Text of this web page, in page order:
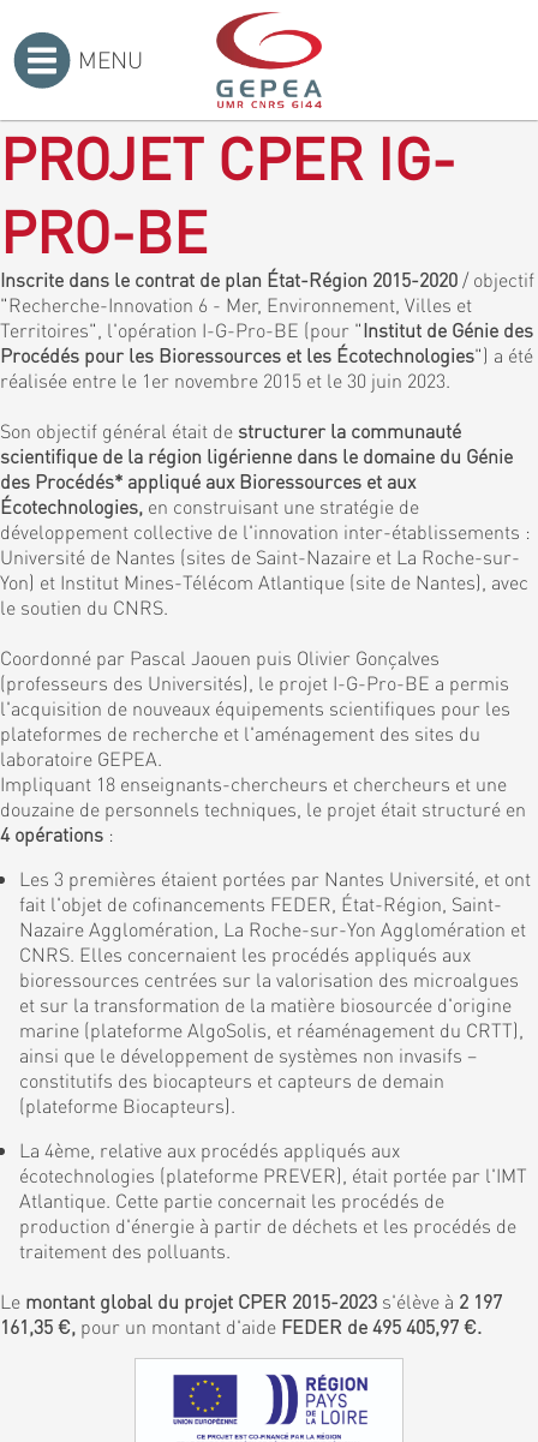
MENU
PROJET CPER IG-
PRO-BE
Inscrite dans le contrat de plan État-Région 2015-2020 / objectif
"Recherche-Innovation 6 - Mer, Environnement, Villes et
Territoires", l'opération I-G-Pro-BE (pour "Institut de Génie des
Procédés pour les Bioressources et les Écotechnologies") a été
réalisée entre le 1er novembre 2015 et le 30 juin 2023.
Son objectif général était de structurer la communauté
scientifique de la région ligérienne dans le domaine du Génie
des Procédés* appliqué aux Bioressources et aux
Écotechnologies, en construisant une stratégie de
développement collective de l'innovation inter-établissements :
Université de Nantes (sites de Saint-Nazaire et La Roche-sur-
Yon) et Institut Mines-Télécom Atlantique (site de Nantes), avec
le soutien du CNRS.
Coordonné par Pascal Jaouen puis Olivier Gonçalves
(professeurs des Universités), le projet I-G-Pro-BE a permis
l'acquisition de nouveaux équipements scientifiques pour les
plateformes de recherche et l'aménagement des sites du
laboratoire GEPEA.
Impliquant 18 enseignants-chercheurs et chercheurs et une
douzaine de personnels techniques, le projet était structuré en
4 opérations :
Les 3 premières étaient portées par Nantes Université, et ont
fait l'objet de cofinancements FEDER, État-Région, Saint-
Nazaire Agglomération, La Roche-sur-Yon Agglomération et
CNRS. Elles concernaient les procédés appliqués aux
bioressources centrées sur la valorisation des microalgues
et sur la transformation de la matière biosourcée d'origine
marine (plateforme AlgoSolis, et réaménagement du CRTT),
ainsi que le développement de systèmes non invasifs –
constitutifs des biocapteurs et capteurs de demain
(plateforme Biocapteurs).
La 4ème, relative aux procédés appliqués aux
écotechnologies (plateforme PREVER), était portée par l'IMT
Atlantique. Cette partie concernait les procédés de
production d'énergie à partir de déchets et les procédés de
traitement des polluants.
Le montant global du projet CPER 2015-2023 s'élève à 2 197
161,35 €, pour un montant d'aide FEDER de 495 405,97 €.